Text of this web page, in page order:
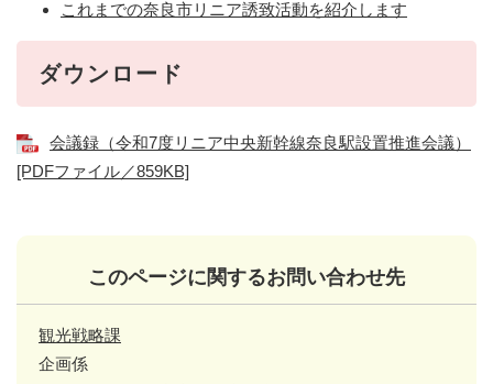
これまでの奈良市リニア誘致活動を紹介します
ダウンロード
会議録（令和7度リニア中央新幹線奈良駅設置推進会議）
[PDFファイル／859KB]
このページに関するお問い合わせ先
観光戦略課
企画係